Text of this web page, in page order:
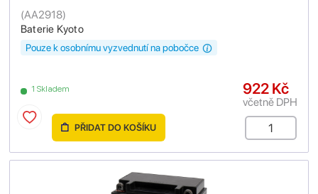
Baterie Kyoto
(AA2918)
1 Skladem
Pouze k osobnímu vyzvednutí na pobočce
922 Kč
včetně DPH
PŘIDAT DO KOŠÍKU